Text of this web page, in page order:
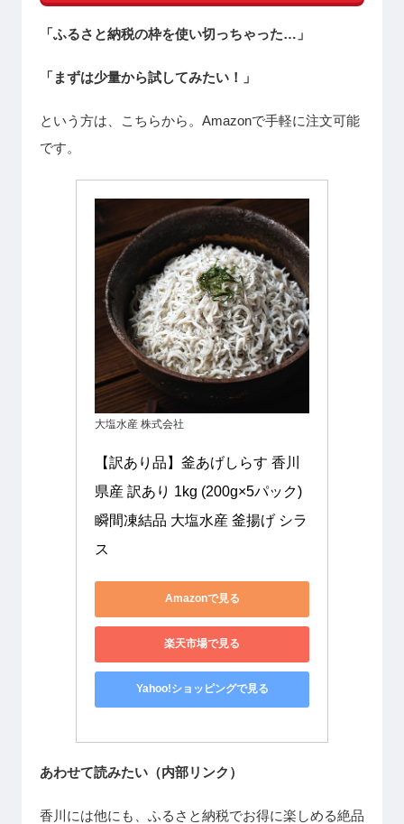
「ふるさと納税の枠を使い切っちゃった…」
「まずは少量から試してみたい！」
という方は、こちらから。Amazonで手軽に注文可能
です。
大塩水産 株式会社
【訳あり品】釜あげしらす 香川
県産 訳あり 1kg (200g×5パック)
瞬間凍結品 大塩水産 釜揚げ シラ
ス
Amazonで見る
楽天市場で見る
Yahoo!ショッピングで見る
あわせて読みたい（内部リンク）
香川には他にも、ふるさと納税でお得に楽しめる絶品